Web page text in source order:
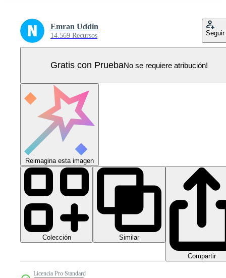
Emran Uddin
14.569 Recursos Seguir
Gratis con PruebaNo se requiere atribución!
Reimagina esta imagen
Colección Similar
Compartir
Licencia Pro Standard